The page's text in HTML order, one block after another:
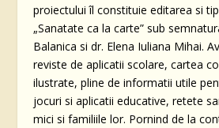
proiectului îl constituie editarea si
„Sanatate ca la carte” sub
Balanica si dr. Elena Iuliana Mihai.
reviste de aplicatii scolare, cartea
ilustrate, pline de informatii utile
jocuri si aplicatii educative, retete
mici si familiile lor. Pornind de la